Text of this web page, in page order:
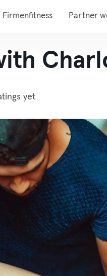
Firmenfitness Partner
yet